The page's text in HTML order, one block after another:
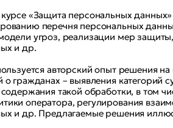
«Защита персональных
перечня персональных
угроз, реализации мер
и др.
авторский опыт решения
о гражданах – выявления
такой обработки, в том
оператора, регулирования
и др. Предлагаемые решения